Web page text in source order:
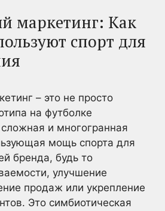
маркетинг: Как
спорт для
– это не просто
на футболке
и многогранная
мощь спорта для
бренда, будь то
улучшение
продаж или укрепление
Это симбиотическая